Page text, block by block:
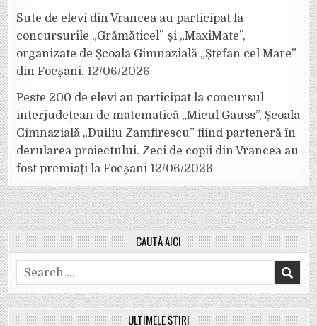
Sute de elevi din Vrancea au participat la
concursurile „Grămăticel” și „MaxiMate”,
organizate de Școala Gimnazială „Ștefan cel Mare”
din Focșani. 12/06/2026
Peste 200 de elevi au participat la concursul
interjudețean de matematică „Micul Gauss”, Școala
Gimnazială „Duiliu Zamfirescu” fiind parteneră în
derularea proiectului. Zeci de copii din Vrancea au
fost premiați la Focșani 12/06/2026
CAUTĂ AICI
Search
for:
ULTIMELE ȘTIRI